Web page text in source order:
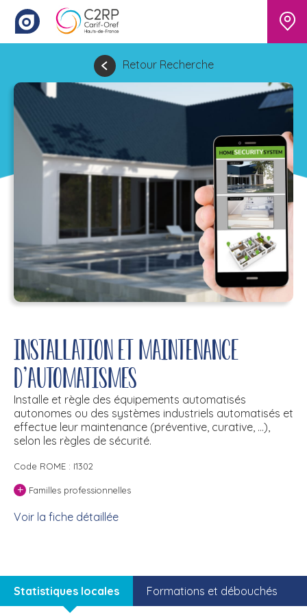
Retour Recherche
Installation et maintenance
d'automatismes
Installe et règle des équipements automatisés
autonomes ou des systèmes industriels automatisés et
effectue leur maintenance (préventive, curative, ...),
selon les règles de sécurité.
Code ROME : I1302
+ Familles professionnelles
Voir la fiche détaillée
Statistiques locales Formations et débouchés